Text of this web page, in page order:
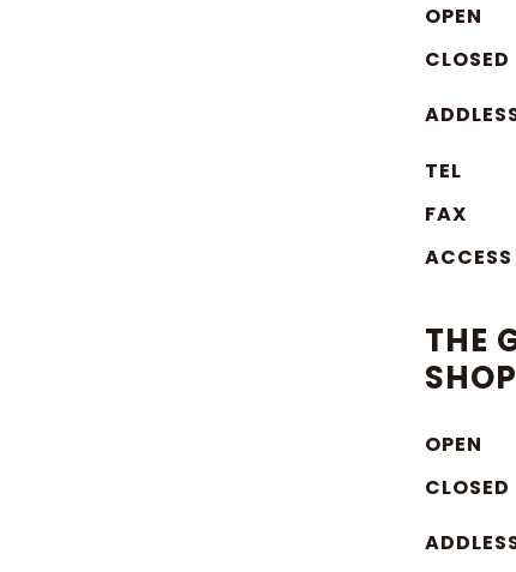
OPEN
CLOSED
TEL
FAX
ACCESS
THE
SHOP
OPEN
CLOSED